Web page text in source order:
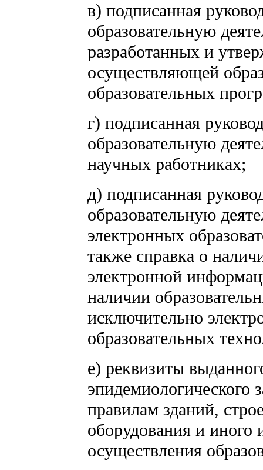
в) подписанная
образовательную
разработанных и
осуществляющей
образовательных
г) подписанная
образовательную
научных работниках;
д) подписанная
образовательную
электронных
также справка о
электронной
наличии
исключительно
образовательных
е) реквизиты
эпидемиологического
правилам зданий,
оборудования и
осуществления